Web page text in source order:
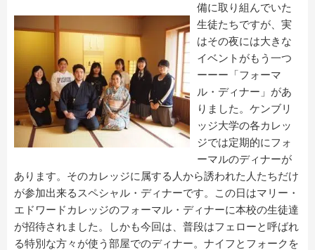
備に取り組んでいた
生徒たちですが、実
はその夜には大きな
イベントがもう一つ
ーーー「フォーマ
ル・ディナー」があ
りました。ケンブリ
ッジ大学の各カレッ
ジでは定期的にフォ
ーマルのディナーが
あります。そのカレッジに属する人から誘われた人たちだけ
が参加出来るスペシャル・ディナーです。この日はマリー・
エドワードカレッジのフォーマル・ディナーに本校の生徒達
が招待されました。しかも今回は、普段はフェローと呼ばれ
る特別な方々が使う部屋でのディナー。ナイフとフォークを